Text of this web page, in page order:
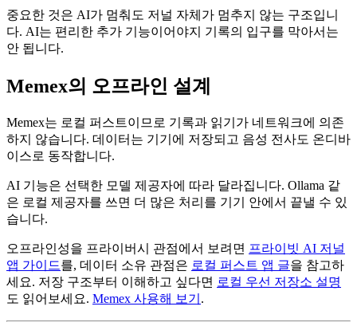
중요한 것은 AI가 멈춰도 저널 자체가 멈추지 않는 구조입니
다. AI는 편리한 추가 기능이어야지 기록의 입구를 막아서는
안 됩니다.
Memex의 오프라인 설계
Memex는 로컬 퍼스트이므로 기록과 읽기가 네트워크에 의존
하지 않습니다. 데이터는 기기에 저장되고 음성 전사도 온디바
이스로 동작합니다.
AI 기능은 선택한 모델 제공자에 따라 달라집니다. Ollama 같
은 로컬 제공자를 쓰면 더 많은 처리를 기기 안에서 끝낼 수 있
습니다.
오프라인성을 프라이버시 관점에서 보려면 프라이빗 AI 저널
앱 가이드를, 데이터 소유 관점은 로컬 퍼스트 앱 글을 참고하
세요. 저장 구조부터 이해하고 싶다면 로컬 우선 저장소 설명
도 읽어보세요. Memex 사용해 보기 .